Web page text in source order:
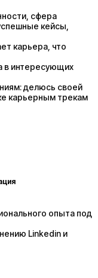
сфера
кейсы,
карьера, что
в интересующих
делюсь своей
карьерным трекам
опыта под
Linkedin и